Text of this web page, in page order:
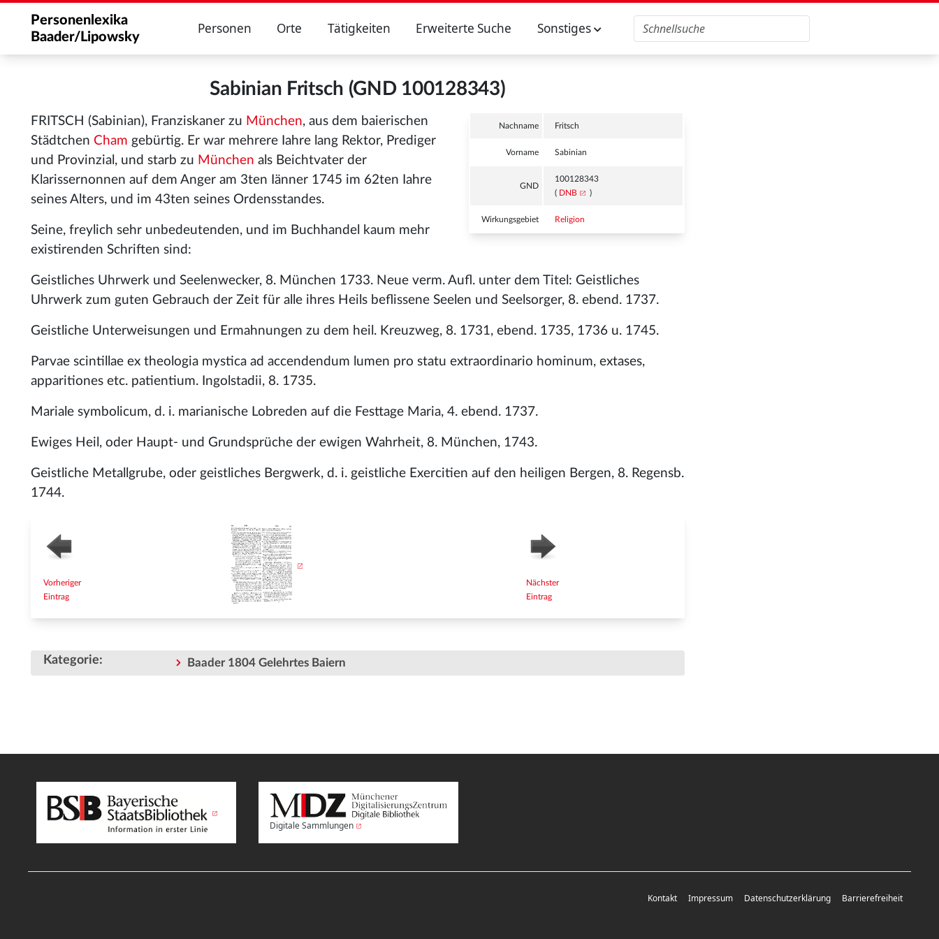
Personenlexika
Baader/Lipowsky
Personen Orte Tätigkeiten Erweiterte Suche Sonstiges
Sabinian Fritsch (GND 100128343)
Nachname Fritsch
Vorname Sabinian
GND
100128343
( DNB )
Wirkungsgebiet Religion
FRITSCH (Sabinian), Franziskaner zu München, aus dem baierischen
Städtchen Cham gebürtig. Er war mehrere Iahre lang Rektor, Prediger
und Provinzial, und starb zu München als Beichtvater der
Klarissernonnen auf dem Anger am 3ten Iänner 1745 im 62ten Iahre
seines Alters, und im 43ten seines Ordensstandes.
Seine, freylich sehr unbedeutenden, und im Buchhandel kaum mehr
existirenden Schriften sind:
Geistliches Uhrwerk und Seelenwecker, 8. München 1733. Neue verm. Aufl. unter dem Titel: Geistliches
Uhrwerk zum guten Gebrauch der Zeit für alle ihres Heils beflissene Seelen und Seelsorger, 8. ebend. 1737.
Geistliche Unterweisungen und Ermahnungen zu dem heil. Kreuzweg, 8. 1731, ebend. 1735, 1736 u. 1745.
Parvae scintillae ex theologia mystica ad accendendum lumen pro statu extraordinario hominum, extases,
apparitiones etc. patientium. Ingolstadii, 8. 1735.
Mariale symbolicum, d. i. marianische Lobreden auf die Festtage Maria, 4. ebend. 1737.
Ewiges Heil, oder Haupt- und Grundsprüche der ewigen Wahrheit, 8. München, 1743.
Geistliche Metallgrube, oder geistliches Bergwerk, d. i. geistliche Exercitien auf den heiligen Bergen, 8. Regensb.
1744.
Vorheriger
Eintrag
Nächster
Eintrag
Kategorie: Baader 1804 Gelehrtes Baiern
Digitale Sammlungen
Kontakt Impressum Datenschutzerklärung Barrierefreiheit